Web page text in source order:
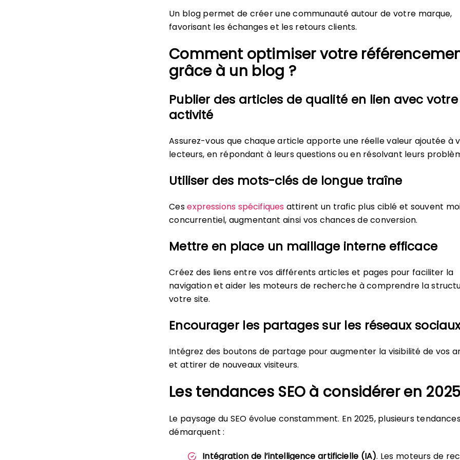
Un blog permet de créer une communauté autour de votre marque,
favorisant les échanges et les retours clients.
Comment optimiser votre
grâce à un blog ?
Publier des articles de qualité en lien avec votre
activité
Assurez-vous que chaque article apporte une réelle valeur ajoutée à
lecteurs, en répondant à leurs questions ou en résolvant leurs
Utiliser des mots-clés de longue traîne
Cesexpressions spécifiques attirent un trafic plus ciblé et souvent
concurrentiel, augmentant ainsi vos chances de conversion.
Mettre en place un maillage interne efficace
Créez des liens entre vos différents articles et pages pour faciliter la
navigation et aider les moteurs de recherche à comprendre la
votre site.
Encourager les partages sur les réseaux
Intégrez des boutons de partage pour augmenter la visibilité de vos
et attirer de nouveaux visiteurs.
Les tendances SEO à considérer en 2025
Le paysage du SEO évolue constamment. En 2025, plusieurs
démarquent :
Intégration de l’intelligence artificielle (IA). Les moteurs de